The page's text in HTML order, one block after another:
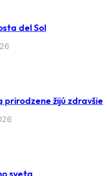
del Sol
prirodzene žijú zdravšie